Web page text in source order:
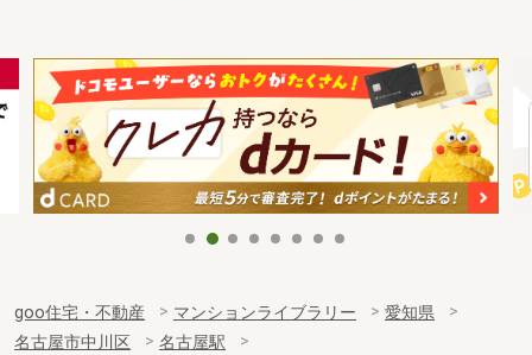
goo住宅・不動産 マンションライブラリー
愛知県
名古屋市中川区
名古屋駅